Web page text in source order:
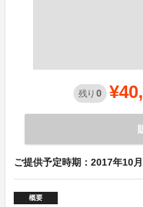
残り 0
ご提供予定時期：2017年10
概要